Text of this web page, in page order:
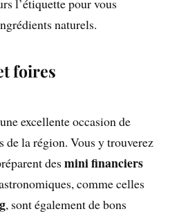
l’étiquette pour vous
naturels.
foires
excellente occasion de
de la région. Vous y trouverez
desmini financiers
comme celles
, sont également de bons